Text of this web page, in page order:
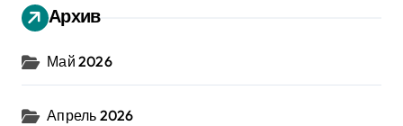
Архив
Май 2026
Апрель 2026